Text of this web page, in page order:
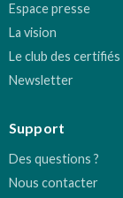
Espace presse
La vision
Le club des certifiés
Newsletter
Support
Des questions ?
Nous contacter